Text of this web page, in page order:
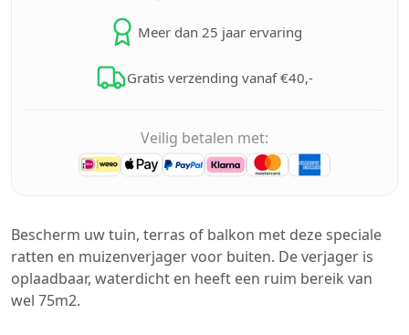
Meer dan 25 jaar ervaring
Gratis verzending vanaf €40,-
Veilig betalen met:
Bescherm uw tuin, terras of balkon met deze speciale
ratten en muizenverjager voor buiten. De verjager is
oplaadbaar, waterdicht en heeft een ruim bereik van
wel 75m2.